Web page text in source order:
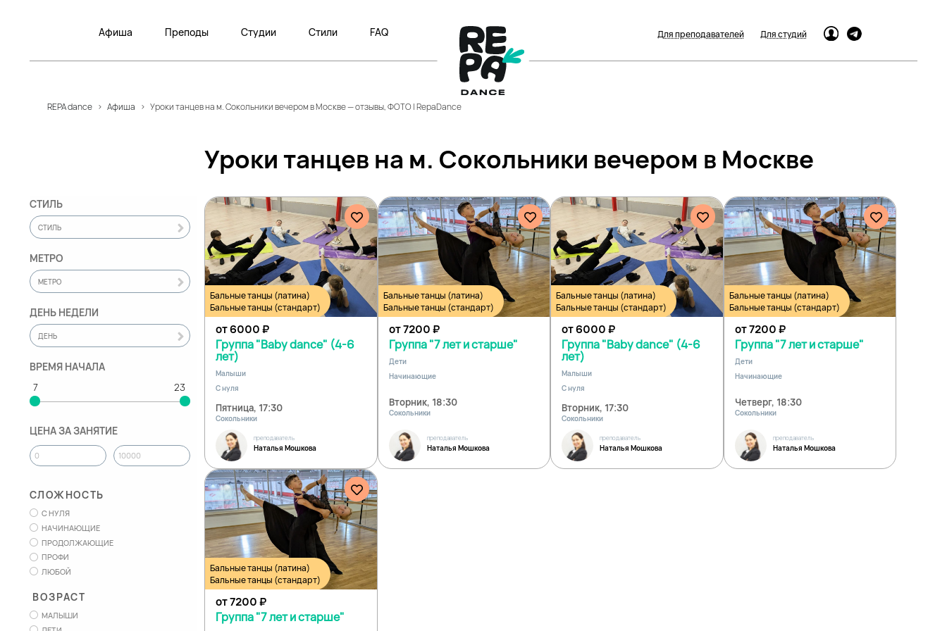
Афиша Преподы Студии Стили FAQ Для преподавателей Для студий
REPA dance > Афиша > Уроки танцев на м. Сокольники вечером в Москве — отзывы, ФОТО | RepaDance
Уроки танцев на м. Сокольники вечером в Москве
СТИЛЬ
СТИЛЬ
МЕТРО
МЕТРО
ДЕНЬ НЕДЕЛИ
ДЕНЬ
ВРЕМЯ НАЧАЛА
ЦЕНА ЗА ЗАНЯТИЕ
СЛОЖНОСТЬ
С НУЛЯ
НАЧИНАЮЩИЕ
ПРОДОЛЖАЮЩИЕ
ПРОФИ
ЛЮБОЙ
ВОЗРАСТ
МАЛЫШИ
Бальные танцы (латина)
Бальные танцы (стандарт)
от 6000₽
Группа "Baby dance" (4-6
лет)
Малыши
С нуля
Пятница, 17:30
Сокольники
преподаватель
Наталья Мошкова
Бальные танцы (латина)
Бальные танцы (стандарт)
от 7200₽
Группа "7 лет и старше"
Дети
Начинающие
Вторник, 18:30
Сокольники
преподаватель
Наталья Мошкова
Бальные танцы (латина)
Бальные танцы (стандарт)
от 6000₽
Группа "Baby dance" (4-6
лет)
Малыши
С нуля
Вторник, 17:30
Сокольники
преподаватель
Наталья Мошкова
Бальные танцы (латина)
Бальные танцы (стандарт)
от 7200₽
Группа "7 лет и старше"
Дети
Начинающие
Четверг, 18:30
Сокольники
преподаватель
Наталья Мошкова
Бальные танцы (латина)
Бальные танцы (стандарт)
от 7200₽
Группа "7 лет и старше"